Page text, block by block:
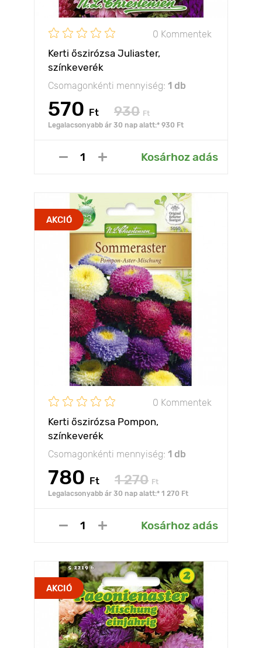
0 Kommentek
Kerti őszirózsa Juliaster,
színkeverék
Csomagonkénti mennyiség: 1 db
570 Ft 930 Ft
Legalacsonyabb ár 30 nap alatt:* 930 Ft
Kosárhoz adás
AKCIÓ
0 Kommentek
Kerti őszirózsa Pompon,
színkeverék
Csomagonkénti mennyiség: 1 db
780 Ft 1 270 Ft
Legalacsonyabb ár 30 nap alatt:* 1 270 Ft
Kosárhoz adás
AKCIÓ